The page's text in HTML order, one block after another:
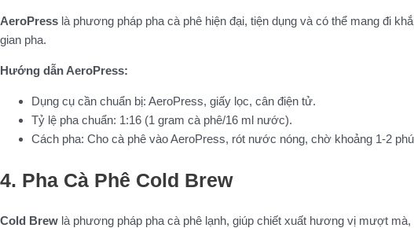
AeroPress là phương pháp pha cà phê hiện đại, tiện dụng và có thể mang đi
gian pha.
Hướng dẫn AeroPress:
Dụng cụ cần chuẩn bị: AeroPress, giấy lọc, cân điện tử.
Tỷ lệ pha chuẩn: 1:16 (1 gram cà phê/16 ml nước).
Cách pha: Cho cà phê vào AeroPress, rót nước nóng, chờ khoảng 1-2
4. Pha Cà Phê Cold Brew
Cold Brew là phương pháp pha cà phê lạnh, giúp chiết xuất hương vị mượt